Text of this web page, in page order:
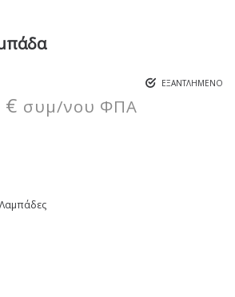
ΕΞΑΝΤΛΗΜΈΝΟ
€ συμ/νου ΦΠΑ